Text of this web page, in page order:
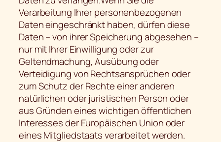
Verarbeitung Ihrer personenbezogenen
Daten eingeschränkt haben, dürfen diese
Daten – von ihrer Speicherung abgesehen –
nur mit Ihrer Einwilligung oder zur
Geltendmachung, Ausübung oder
Verteidigung von Rechtsansprüchen oder
zum Schutz der Rechte einer anderen
natürlichen oder juristischen Person oder
aus Gründen eines wichtigen öffentlichen
Interesses der Europäischen Union oder
eines Mitgliedstaats verarbeitet werden.